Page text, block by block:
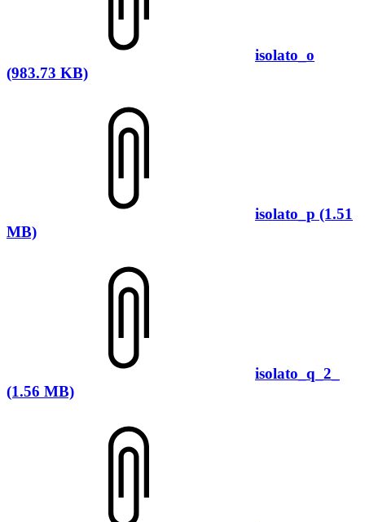
isolato_o
(983.73 KB)
isolato_p (1.51
MB)
isolato_q_2_
(1.56 MB)